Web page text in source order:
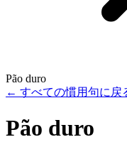
Pão duro
← すべての慣用句に戻
Pão duro